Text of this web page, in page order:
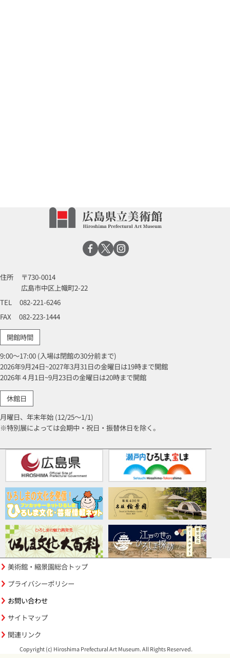
住所
〒730-0014
広島市中区上幟町2-22
TEL
082-221-6246
FAX
082-223-1444
開館時間
9:00～17:00 (入場は閉館の30分前まで)
2026年9月24日~2027年3月31日の金曜日は19時まで開館
2026年４月1日~9月23日の金曜日は20時まで開館
休館日
月曜日、年末年始 (12/25～1/1)
※特別展によっては会期中・祝日・振替休日を除く。
美術館・縮景園総合トップ
プライバシーポリシー
お問い合わせ
サイトマップ
関連リンク
Copyright (c) Hiroshima Prefectural Art Museum. All Rights Reserved.